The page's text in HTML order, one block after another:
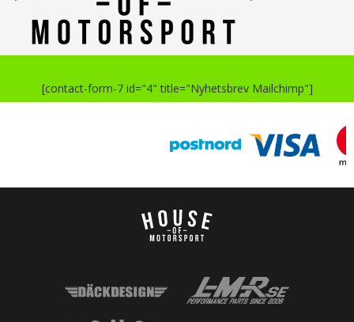
[contact-form-7 id="4" title="Nyhetsbrev Mailchimp"]